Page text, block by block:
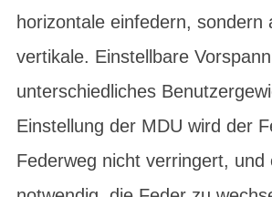
horizontale einfedern, sondern
vertikale. Einstellbare
unterschiedliches
Einstellung der MDU wird der
Federweg nicht verringert, und